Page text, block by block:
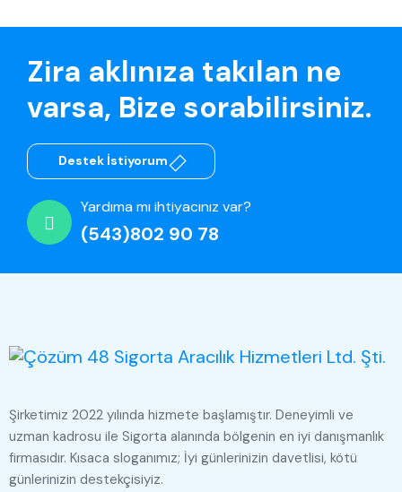
Zira aklınıza takılan ne
varsa, Bize sorabilirsiniz.
Destek İstiyorum
Yardıma mı ihtiyacınız var?
(543)802 90 78
Şirketimiz 2022 yılında hizmete başlamıştır. Deneyimli ve
uzman kadrosu ile Sigorta alanında bölgenin en iyi danışmanlık
firmasıdır. Kısaca sloganımız; İyi günlerinizin davetlisi, kötü
günlerinizin destekçisiyiz.